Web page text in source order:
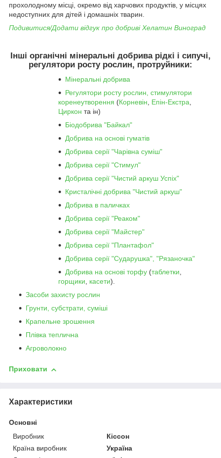
прохолодному місці, окремо від харчових продуктів, у місцях
недоступних для дітей і домашніх тварин.
Подивитися/Додати відгук про добриві Хелатин Виноград
Інші органічні мінеральні добрива рідкі і сипучі,
регулятори росту рослин, протруйники:
Мінеральні добрива
Регулятори росту рослин, стимулятори
коренеутворення (Корневін, Епін-Екстра,
Циркон та ін)
Біодобрива "Байкал"
Добрива на основі гуматів
Добрива серії "Чарівна суміш"
Добрива серії "Стимул"
Добрива серії "Чистий аркуш Успіх"
Кристалічні добрива "Чистий аркуш"
Добрива в паличках
Добрива серії "Реаком"
Добрива серії "Майстер"
Добрива серії "Плантафол"
Добрива серії "Сударушка", "Рязаночка"
Добрива на основі торфу (таблетки,
горщики, касети).
Засоби захисту рослин
Грунти, субстрати, суміші
Крапельне зрошення
Плівка теплична
Агроволокно
Приховати
Характеристики
Основні
Виробник
Кіссон
Країна виробник
Україна